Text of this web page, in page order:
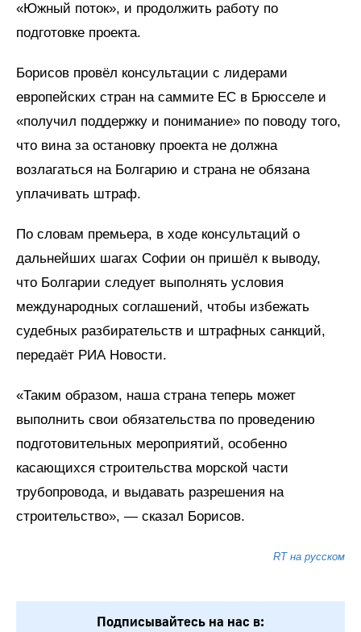
«Южный поток», и продолжить работу по
подготовке проекта.
Борисов провёл консультации с лидерами
европейских стран на саммите ЕС в Брюсселе и
«получил поддержку и понимание» по поводу того,
что вина за остановку проекта не должна
возлагаться на Болгарию и страна не обязана
уплачивать штраф.
По словам премьера, в ходе консультаций о
дальнейших шагах Софии он пришёл к выводу,
что Болгарии следует выполнять условия
международных соглашений, чтобы избежать
судебных разбирательств и штрафных санкций,
передаёт РИА Новости.
«Таким образом, наша страна теперь может
выполнить свои обязательства по проведению
подготовительных мероприятий, особенно
касающихся строительства морской части
трубопровода, и выдавать разрешения на
строительство», — сказал Борисов.
RT на русском
Подписывайтесь на нас в: